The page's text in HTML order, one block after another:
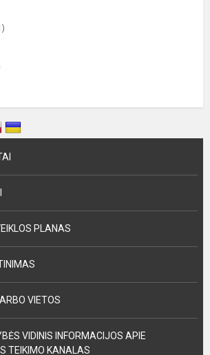
PLANAS
VIETOS
VIDINIS INFORMACIJOS APIE
TEIKIMO KANALAS